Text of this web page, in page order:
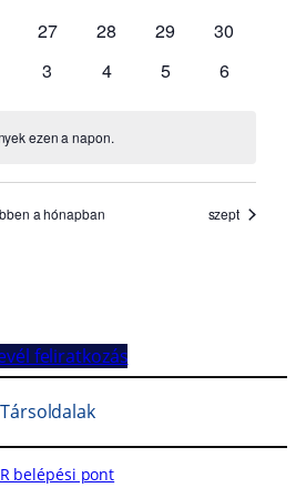
feliratkozás
Társoldalak
belépési pont